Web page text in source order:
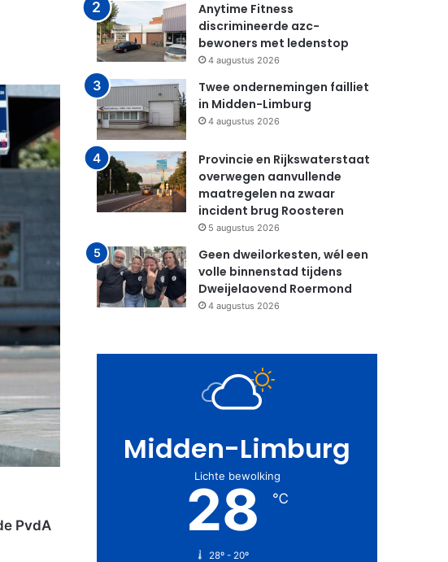
PvdA
Anytime Fitness
discrimineerde azc-
bewoners met ledenstop
4 augustus 2026
Twee ondernemingen failliet
in Midden-Limburg
4 augustus 2026
Provincie en Rijkswaterstaat
overwegen aanvullende
maatregelen na zwaar
incident brug Roosteren
5 augustus 2026
Geen dweilorkesten, wél een
volle binnenstad tijdens
Dweijelaovend Roermond
4 augustus 2026
Midden-Limburg
Lichte bewolking
28 ℃
28º - 20º